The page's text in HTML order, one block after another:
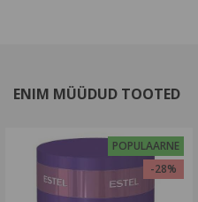
ENIM MÜÜDUD TOOTED
POPULAARNE
-28%